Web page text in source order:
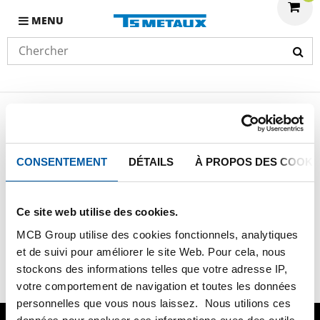
CONSENTEMENT DÉTAILS À PROPOS DES
Ce site web utilise des cookies.
MCB Group utilise des cookies fonctionnels, analytiques
et de suivi pour améliorer le site Web. Pour cela, nous
stockons des informations telles que votre adresse IP,
votre comportement de navigation et toutes les données
personnelles que vous nous laissez. Nous utilions ces
MENU
Conditions générales d'achat et de
vente
CliquezICIafin de télécharger les conditions générales
d'achat et de vente.